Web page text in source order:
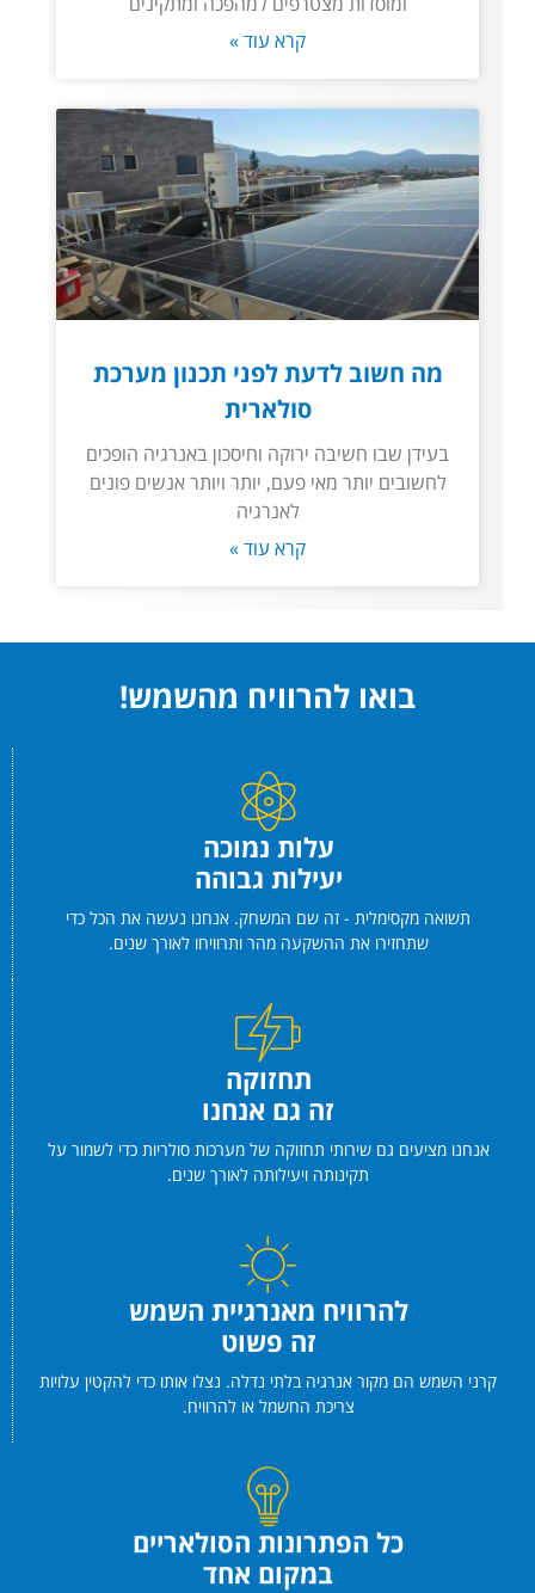
קרא עוד »
מה חשוב לדעת לפני תכנון מערכת
סולארית
בעידן שבו חשיבה ירוקה וחיסכון באנרגיה הופכים
לחשובים יותר מאי פעם, יותר ויותר אנשים פונים
לאנרגיה
קרא עוד »
בואו להרוויח מהשמש!
עלות נמוכה
יעילות גבוהה
תשואה מקסימלית - זה שם המשחק. אנחנו נעשה את הכל כדי
שתחזירו את ההשקעה מהר ותרוויחו לאורך שנים.
תחזוקה
זה גם אנחנו
אנחנו מציעים גם שירותי תחזוקה של מערכות סולריות כדי לשמור על
תקינותה ויעילותה לאורך שנים.
להרוויח מאנרגיית השמש
זה פשוט
קרני השמש הם מקור אנרגיה בלתי נדלה. נצלו אותו כדי להקטין עלויות
צריכת החשמל או להרוויח.
כל הפתרונות הסולאריים
במקום אחד